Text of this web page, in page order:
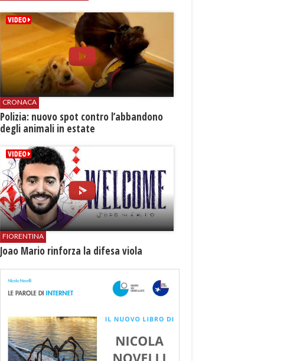
CRONACA
Polizia: nuovo spot contro l’abbandono
degli animali in estate
FIORENTINA
Joao Mario rinforza la difesa viola